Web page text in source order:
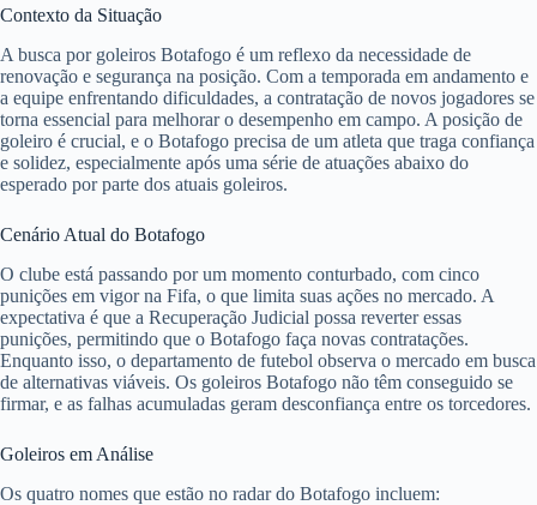
Contexto da Situação
A busca por goleiros Botafogo é um reflexo da necessidade de
renovação e segurança na posição. Com a temporada em andamento e
a equipe enfrentando dificuldades, a contratação de novos jogadores se
torna essencial para melhorar o desempenho em campo. A posição de
goleiro é crucial, e o Botafogo precisa de um atleta que traga confiança
e solidez, especialmente após uma série de atuações abaixo do
esperado por parte dos atuais goleiros.
Cenário Atual do Botafogo
O clube está passando por um momento conturbado, com cinco
punições em vigor na Fifa, o que limita suas ações no mercado. A
expectativa é que a Recuperação Judicial possa reverter essas
punições, permitindo que o Botafogo faça novas contratações.
Enquanto isso, o departamento de futebol observa o mercado em busca
de alternativas viáveis. Os goleiros Botafogo não têm conseguido se
firmar, e as falhas acumuladas geram desconfiança entre os torcedores.
Goleiros em Análise
Os quatro nomes que estão no radar do Botafogo incluem: